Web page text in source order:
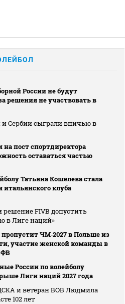
России не будут
решения не участвовать в
Сербии сыграли вничью в
пост спортдиректора
оставаться частью
Татьяна Кошелева стала
клуба
решение FIVB допустить
в Лиге наций»
ЧМ‑2027 в Польше из
участие женской команды в
России по волейболу
Лиги наций 2027 года
и ветеран ВОВ Людмила
102 лет